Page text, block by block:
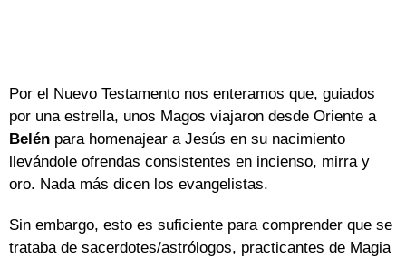
Por el Nuevo Testamento nos enteramos que, guiados
por una estrella, unos Magos viajaron desde Oriente a
Belén para homenajear a Jesús en su nacimiento
llevándole ofrendas consistentes en incienso, mirra y
oro. Nada más dicen los evangelistas.
Sin embargo, esto es suficiente para comprender que se
trataba de sacerdotes/astrólogos, practicantes de Magia